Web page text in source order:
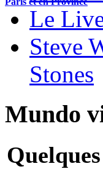
Le
Steve
Stones
Mundo